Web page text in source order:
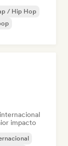
/ Hip Hop
impacto